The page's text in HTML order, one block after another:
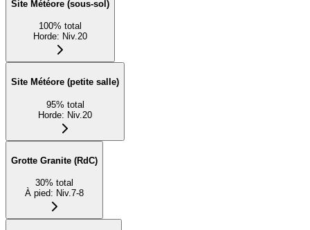
Site Météore (sous-sol)
100% total
Horde: Niv.20
Site Météore (petite salle)
95% total
Horde: Niv.20
Grotte Granite (RdC)
30% total
À pied: Niv.7-8